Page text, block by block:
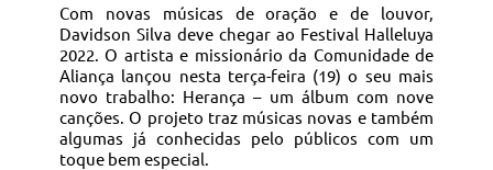
Com novas músicas de oração e de louvor,
Davidson Silva deve chegar ao Festival Halleluya
2022. O artista e missionário da Comunidade de
Aliança lançou nesta terça-feira (19) o seu mais
novo trabalho: Herança – um álbum com nove
canções. O projeto traz músicas novas e também
algumas já conhecidas pelo públicos com um
toque bem especial.